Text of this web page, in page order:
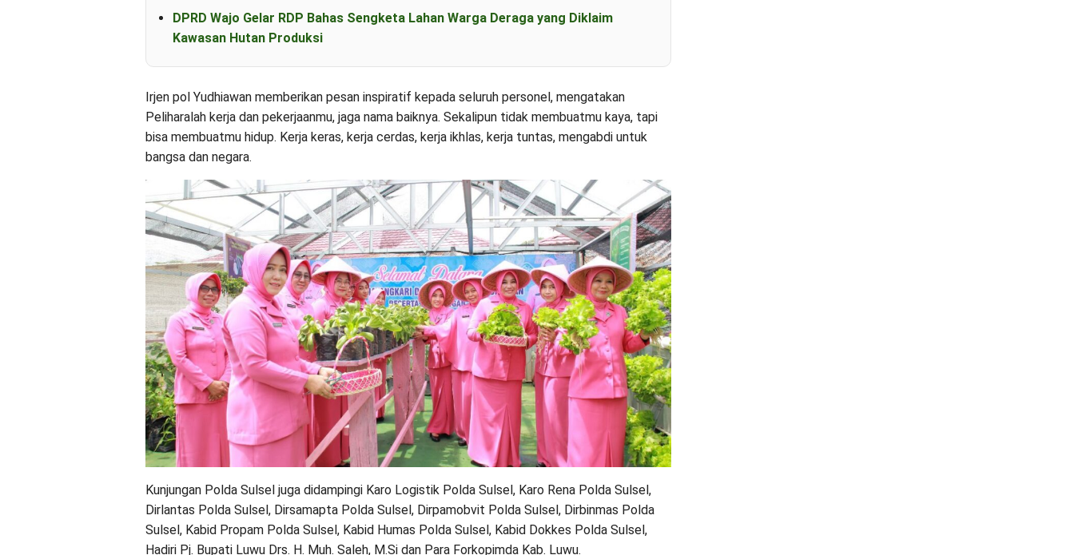
DPRD Wajo Gelar RDP Bahas Sengketa Lahan Warga Deraga yang Diklaim
Kawasan Hutan Produksi
Irjen pol Yudhiawan memberikan pesan inspiratif kepada seluruh personel, mengatakan
Peliharalah kerja dan pekerjaanmu, jaga nama baiknya. Sekalipun tidak membuatmu kaya, tapi
bisa membuatmu hidup. Kerja keras, kerja cerdas, kerja ikhlas, kerja tuntas, mengabdi untuk
bangsa dan negara.
Kunjungan Polda Sulsel juga didampingi Karo Logistik Polda Sulsel, Karo Rena Polda Sulsel,
Dirlantas Polda Sulsel, Dirsamapta Polda Sulsel, Dirpamobvit Polda Sulsel, Dirbinmas Polda
Sulsel, Kabid Propam Polda Sulsel, Kabid Humas Polda Sulsel, Kabid Dokkes Polda Sulsel,
Hadiri Pj. Bupati Luwu Drs. H. Muh. Saleh, M.Si dan Para Forkopimda Kab. Luwu.